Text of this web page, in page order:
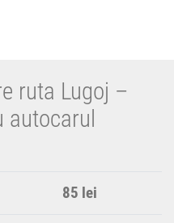
ruta Lugoj –
autocarul
85 lei